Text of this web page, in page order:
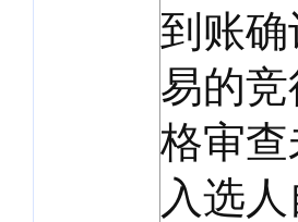
到账
易的
格审
入选